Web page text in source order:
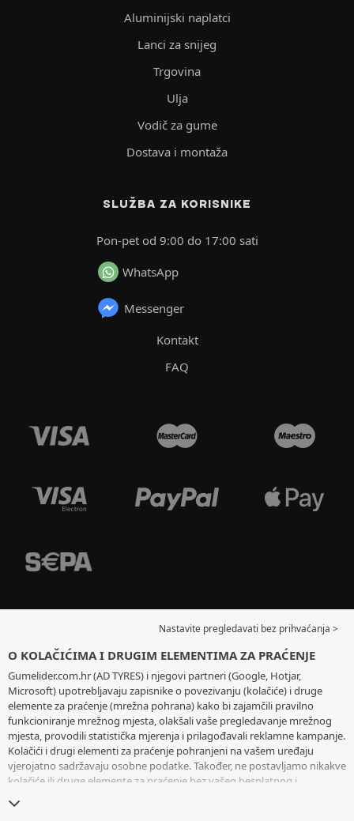
Aluminijski naplatci
Lanci za snijeg
Trgovina
Ulja
Vodič za gume
Dostava i montaža
SLUŽBA ZA KORISNIKE
Pon-pet od 9:00 do 17:00 sati
WhatsApp
Messenger
Kontakt
FAQ
Nastavite pregledavati bez prihvaćanja >
O KOLAČIĆIMA I DRUGIM ELEMENTIMA ZA PRAĆENJE
Gumelider.com.hr (AD TYRES) i njegovi partneri (Google, Hotjar,
Microsoft) upotrebljavaju zapisnike o povezivanju (kolačiće) i druge
elemente za praćenje (mrežna pohrana) kako bi zajamčili pravilno
funkcioniranje mrežnog mjesta, olakšali vaše pregledavanje mrežnog
mjesta, provodili statistička mjerenja i prilagođavali reklamne kampanje.
Kolačići i drugi elementi za praćenje pohranjeni na vašem uređaju
vjerojatno sadržavaju osobne podatke. Također, ne postavljamo nikakve
kolačiće ili druge elemente za praćenje bez vašeg besplatnog i
Zadržavamo vaš odabir tijekom šest mjeseci. Svoj pristanak možete